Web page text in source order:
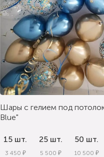
Шары с гелием под
Blue"
15 шт.
3 450 ₽
25 шт.
5 500 ₽
50 шт.
10 500 ₽